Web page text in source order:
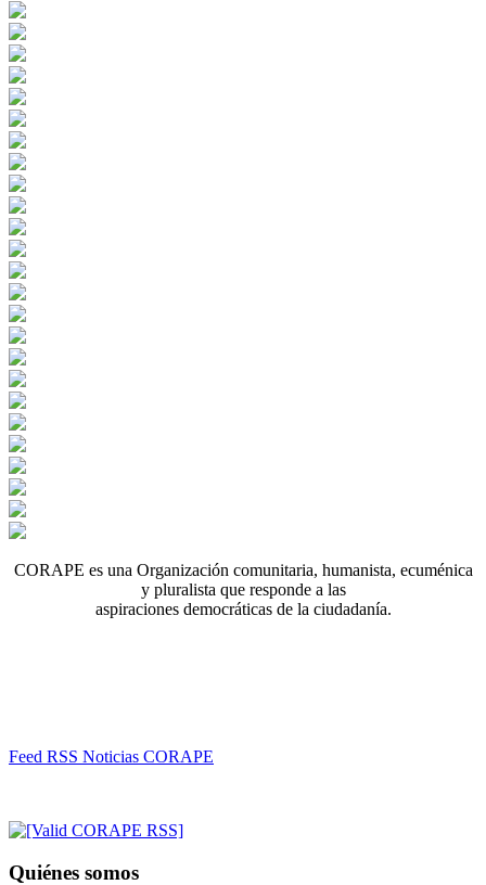
CORAPE es una Organización comunitaria, humanista, ecuménica
y pluralista que responde a las
aspiraciones democráticas de la ciudadanía.
Feed RSS Noticias CORAPE
Quiénes somos